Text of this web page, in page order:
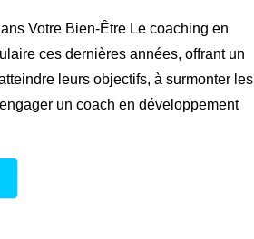
Votre Bien-Être Le coaching en
ces dernières années, offrant un
leurs objectifs, à surmonter les
un coach en développement